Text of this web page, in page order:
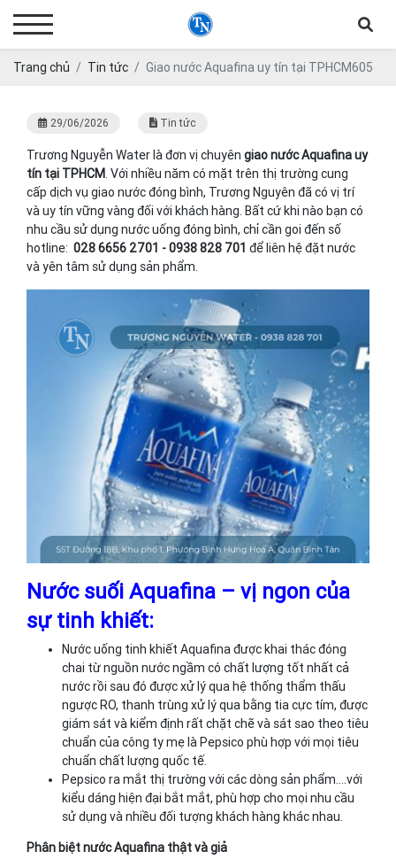
Trang chủ Tin tức Giao nước Aquafina uy tín tại TPHCM605
29/06/2026 Tin tức
Trương Nguyễn Water là đơn vị chuyên giao nước Aquafina uy
tín tại TPHCM . Với nhiều năm có mặt trên thị trường cung
cấp dịch vụ giao nước đóng bình, Trương Nguyên đã có vị trí
và uy tín vững vàng đối với khách hàng. Bất cứ khi nào bạn có
nhu cầu sử dụng nước uống đóng bình, chỉ cần goi đến số
hotline: 028 6656 2701 - 0938 828 701 để liên hệ đặt nước
và yên tâm sử dụng sản phẩm.
Nước suối Aquafina – vị ngon của
sự tinh khiết:
Nước uống tinh khiết Aquafina được khai thác đóng
chai từ nguồn nước ngầm có chất lượng tốt nhất cả
nước rồi sau đó được xử lý qua hệ thống thẩm thấu
ngược RO, thanh trùng xử lý qua bằng tia cực tím, được
giám sát và kiểm định rất chặt chẽ và sát sao theo tiêu
chuẩn của công ty mẹ là Pepsico phù hợp với mọi tiêu
chuẩn chất lượng quốc tế.
Pepsico ra mắt thị trường với các dòng sản phẩm….với
kiểu dáng hiện đại bắt mắt, phù hợp cho mọi nhu cầu
sử dụng và nhiều đối tượng khách hàng khác nhau.
Phân biệt nước Aquafina thật và giả